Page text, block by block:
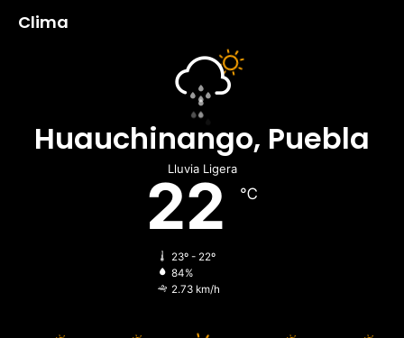
Clima
Huauchinango, Puebla
Lluvia Ligera
22 ℃
23º - 22º
84%
2.73 km/h